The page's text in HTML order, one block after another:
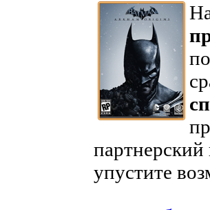
упустите